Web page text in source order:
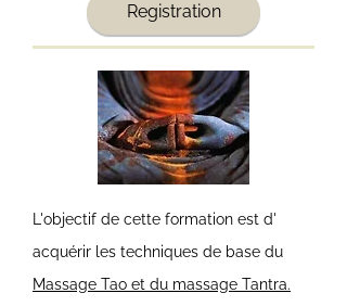
Registration
L'objectif de cette formation est d'
acquérir les techniques de base du
Massage Tao et du massage Tantra.